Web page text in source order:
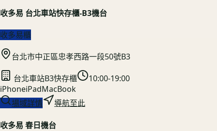
收多易 台北車站快存櫃-B3機台
收多易櫃
台北市中正區忠孝西路一段50號B3
台北車站B3快存櫃
10:00-19:00
iPhoneiPadMacBook
場域詳情
導航至此
收多易 春日機台